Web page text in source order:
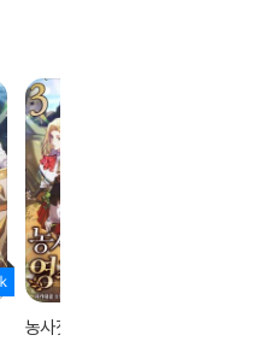
농사짓는 영주님 03권